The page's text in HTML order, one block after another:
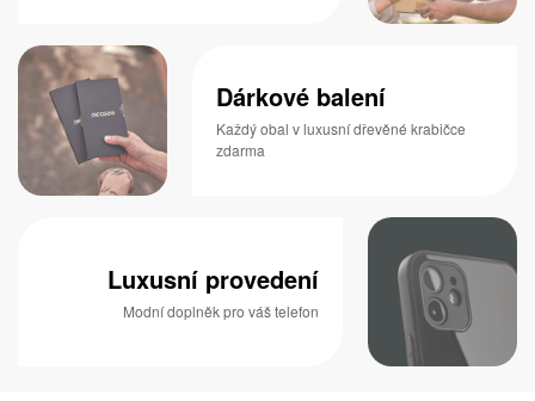
Dárkové balení
Každý obal v luxusní dřevěné krabičce
zdarma
Luxusní provedení
Modní doplněk pro váš telefon